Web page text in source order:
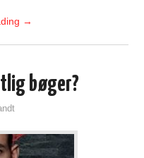
→
bøger?